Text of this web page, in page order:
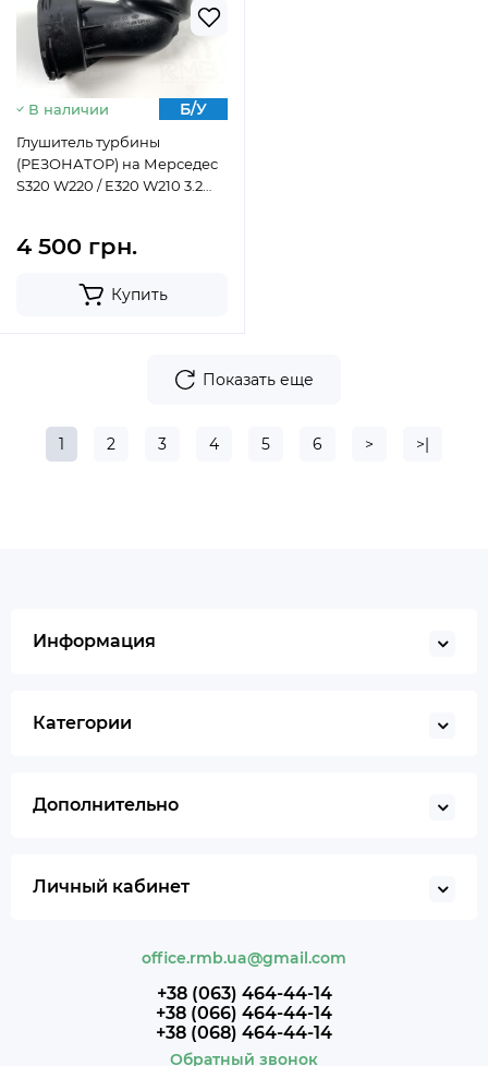
В наличии Б/У
Глушитель турбины
(РЕЗОНАТОР) на Мерседес
S320 W220 / E320 W210 3.2
4 500 грн.
Купить
Показать еще
1 2 3 4 5 6 > >|
Информация
Категории
Дополнительно
Личный кабинет
office.rmb.ua@gmail.com
+38 (063) 464-44-14
+38 (066) 464-44-14
+38 (068) 464-44-14
Обратный звонок